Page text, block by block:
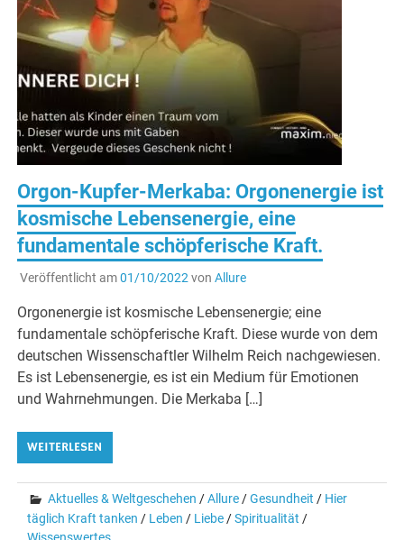
Orgon-Kupfer-Merkaba: Orgonenergie ist
kosmische Lebensenergie, eine
fundamentale schöpferische Kraft.
Veröffentlicht am01/10/2022 von Allure
Orgonenergie ist kosmische Lebensenergie; eine
fundamentale schöpferische Kraft. Diese wurde von dem
deutschen Wissenschaftler Wilhelm Reich nachgewiesen.
Es ist Lebensenergie, es ist ein Medium für Emotionen
und Wahrnehmungen. Die Merkaba […]
WEITERLESEN
Aktuelles & Weltgeschehen /Allure /Gesundheit / Hier
täglich Kraft tanken / Leben / Liebe /Spiritualität /